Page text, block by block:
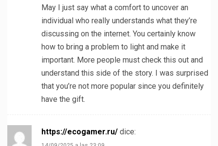
May I just say what a comfort to uncover an
individual who really understands what they’re
discussing on the internet. You certainly know
how to bring a problem to light and make it
important. More people must check this out and
understand this side of the story. I was surprised
that you’re not more popular since you definitely
have the gift.
https://ecogamer.ru/ dice: